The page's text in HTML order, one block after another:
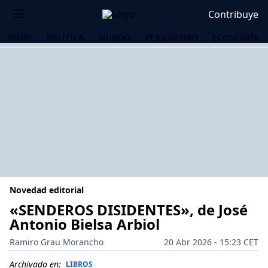
Contribuye
HOME POLÍTICA MUNDO PERIODISMO ECONOMÍA
Novedad editorial
«SENDEROS DISIDENTES», de José
Antonio Bielsa Arbiol
Ramiro Grau Morancho
20 Abr 2026 - 15:23 CET
Archivado en: LIBROS